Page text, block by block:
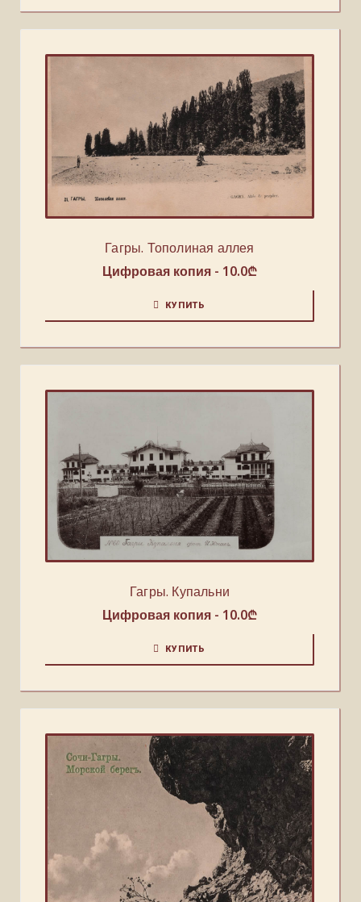
Гагры. Тополиная аллея
Цифровая копия - 10.0₾
КУПИТЬ
Гагры. Купальни
Цифровая копия - 10.0₾
КУПИТЬ